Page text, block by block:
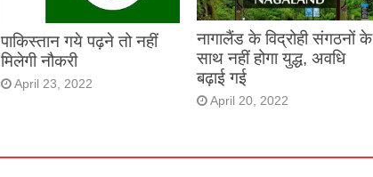
पाकिस्तान गये पढ़ने तो नहीं
मिलेगी नौकरी
April 23, 2022
नागालैंड के विद्रोही संगठनों के
साथ नहीं होगा युद्ध, अवधि
बढ़ाई गई
April 20, 2022